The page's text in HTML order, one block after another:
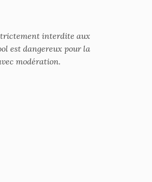
interdite aux
est dangereux pour la
modération.